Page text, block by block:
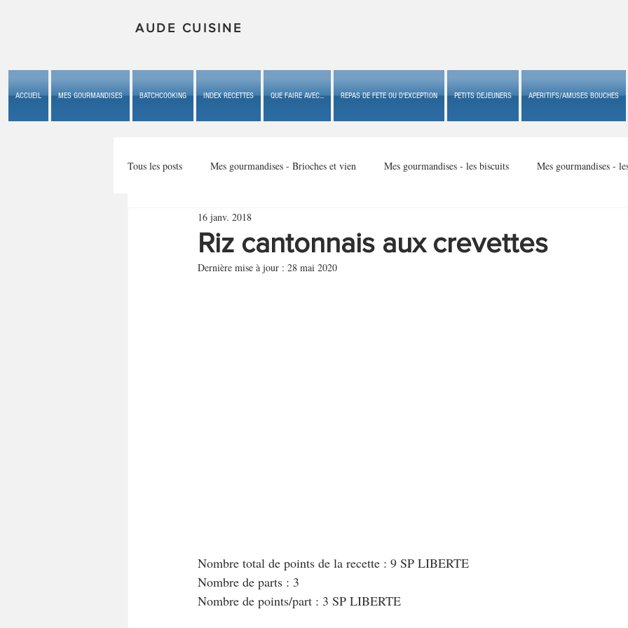
AUDE CUISINE
ACCUEIL MES GOURMANDISES BATCHCOOKING INDEX RECETTES QUE FAIRE AVEC... REPAS DE FETE OU D'EXCEPTION PETITS DEJEUNERS APERITIFS/AMUSES BOUCHES
Tous les posts Mes gourmandises - Brioches et vien Mes gourmandises - les biscuits Mes gourmandises -
Mes gourmandises - les gâteaux du b
Mes gourmandises - plaisirs d'enfan
Riz cantonnais aux crevettes
16 janv. 2018
Dernière mise à jour : 28 mai 2020
Nombre total de points de la recette : 9 SP LIBERTE
Nombre de parts : 3
Nombre de points/part : 3 SP LIBERTE